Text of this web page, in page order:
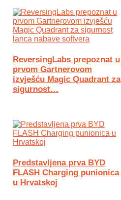
ReversingLabs prepoznat u
prvom Gartnerovom
izvješću Magic Quadrant za
sigurnost…
Predstavljena prva BYD
FLASH Charging punionica
u Hrvatskoj